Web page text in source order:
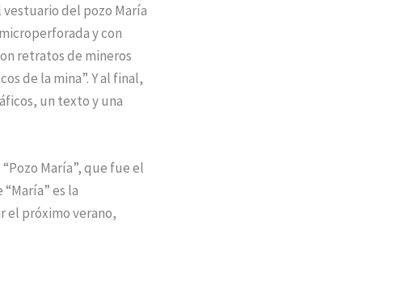
del pozo María
y con
retratos de mineros
de la mina”. Y al final,
un texto y una
María”, que fue el
es la
el próximo verano,